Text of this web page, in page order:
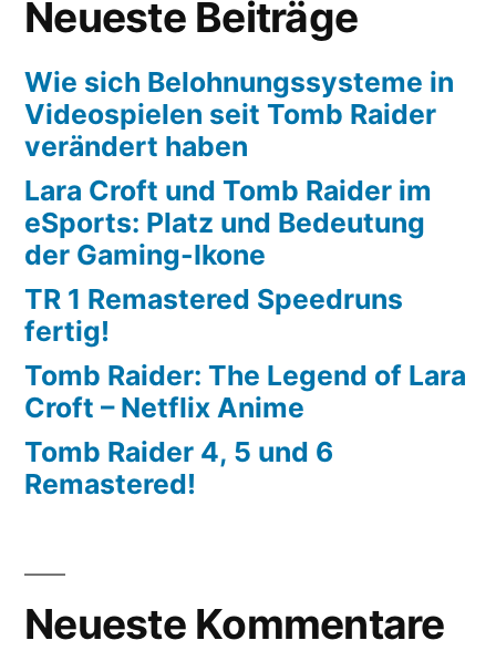
Neueste Beiträge
Wie sich Belohnungssysteme in
Videospielen seit Tomb Raider
verändert haben
Lara Croft und Tomb Raider im
eSports: Platz und Bedeutung
der Gaming-Ikone
TR 1 Remastered Speedruns
fertig!
Tomb Raider: The Legend of Lara
Croft – Netflix Anime
Tomb Raider 4, 5 und 6
Remastered!
Neueste Kommentare